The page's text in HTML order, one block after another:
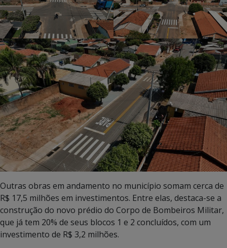
Outras obras em andamento no município somam cerca de
R$ 17,5 milhões em investimentos. Entre elas, destaca-se a
construção do novo prédio do Corpo de Bombeiros Militar,
que já tem 20% de seus blocos 1 e 2 concluídos, com um
investimento de R$ 3,2 milhões.